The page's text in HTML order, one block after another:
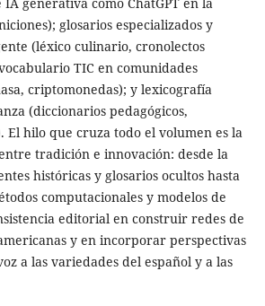
glosarios especializados y
(léxico culinario, cronolectos
TIC en comunidades
criptomonedas); y lexicografía
(diccionarios pedagógicos,
El hilo que cruza todo el volumen es la
tradición e innovación: desde la
históricas y glosarios ocultos hasta
computacionales y modelos de
editorial en construir redes de
y en incorporar perspectivas
a las variedades del español y a las